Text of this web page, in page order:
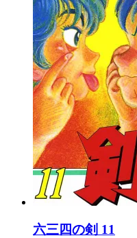
六三四の剣 11